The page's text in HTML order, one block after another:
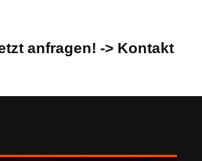
anfragen! -> Kontakt